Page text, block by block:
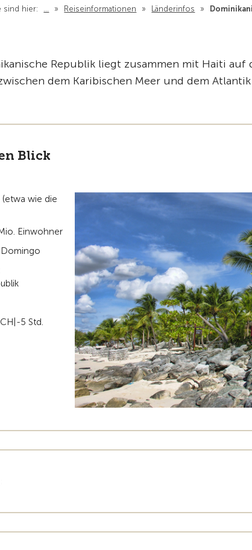
sind hier: … » Reiseinformationen » Länderinfos »
Republik liegt zusammen mit Haiti auf
dem Karibischen Meer und dem
Blick
wie die
Einwohner
CH|-5 Std.